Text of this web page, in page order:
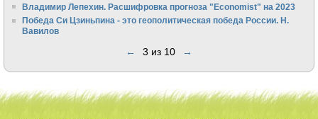
Владимир Лепехин. Расшифровка прогноза "Economist" на 2023
Победа Си Цзиньпина - это геополитическая победа России. Н.
Вавилов
← 3 из 10 →